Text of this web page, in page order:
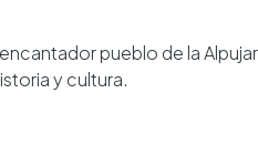
pueblo de la
y cultura.